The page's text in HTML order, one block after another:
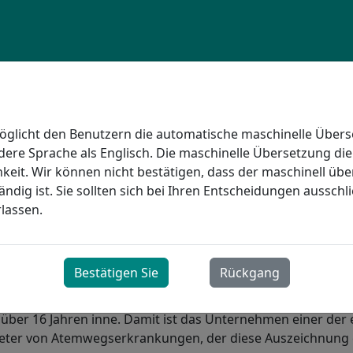
Bereitstellung hochwertiger Atemwegsversorgung für
im Gesundheitswesen verschrieben. Dabei
und Erwartungen unserer Patienten. Unser
Anbieter von Atemwegsdienstleistungen in Ontario
KANADA
16 Jahren inne. Damit ist das Unternehmen einer der
von Atemwegserkrankungen, der diese Auszeichnung
den Benutzern die automatische maschinelle
Sprache als Englisch. Die maschinelle Übersetzung
Wir können nicht bestätigen, dass der maschinell
ist. Sie sollten sich bei Ihren Entscheidungen
Bestätigen Sie Rückgang